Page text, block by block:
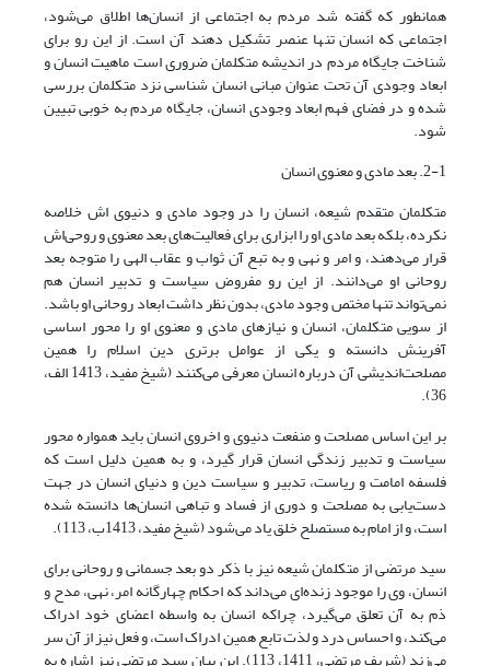
همانطور که گفته شد مردم به اجتماعی از انسان‌ها اطلاق می‌شود،
اجتماعی که انسان تنها عنصر تشکیل دهند آن است. از این رو برای
شناخت جایگاه مردم در اندیشه متکلمان ضروری است ماهیت انسان و
ابعاد وجودی آن تحت عنوان مبانی انسان شناسی نزد متکلمان بررسی
شده و در فضای فهم ابعاد وجودی انسان، جایگاه مردم به خوبی تبیین
شود.
2-1. بعد مادی و معنوی انسان
متکلمان متقدم شیعه، انسان را در وجود مادی و دنیوی اش خلاصه
نکرده، بلکه بعد مادی او را ابزاری برای فعالیت‌های بعد معنوی و روحی‌اش
قرار می‌دهند، و امر و نهی و به تبع آن ثواب و عقاب الهی را متوجه بعد
روحانی او می‌دانند. از این رو مفروض سیاست و تدبیر انسان هم
نمی‌تواند تنها مختص وجود مادی، بدون نظر داشت ابعاد روحانی او باشد.
از سویی متکلمان، انسان و نیازهای مادی و معنوی او را محور اساسی
آفرینش دانسته و یکی از عوامل برتری دین اسلام را همین
مصلحت‌اندیشی آن درباره انسان معرفی می‌کنند (شیخ مفید، 1413 الف،
36).
بر این اساس مصلحت و منفعت دنیوی و اخروی انسان باید همواره محور
سیاست و تدبیر زندگی انسان قرار گیرد، و به همین دلیل است که
فلسفه امامت و ریاست، تدبیر و سیاست دین و دنیای انسان در جهت
دست‌یابی به مصلحت و دوری از فساد و تباهی انسان‌ها دانسته شده
است، و از امام به مستصلح خلق یاد می‌شود (شیخ مفید، 1413ب، 113).
سید مرتضی از متکلمان شیعه نیز با ذکر دو بعد جسمانی و روحانی برای
انسان، وی را موجود زنده‌ای می‌داند که احکام چهارگانه امر، نهی، مدح و
ذم به آن تعلق می‌گیرد، چراکه انسان به واسطه اعضای خود ادراک
می‌کند، و احساس درد و لذت تابع همین ادراک است، و فعل نیز از آن سر